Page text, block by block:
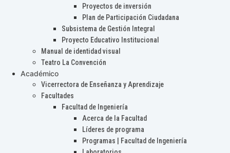
Proyectos de inversión
Plan de Participación Ciudadana
Subsistema de Gestión Integral
Proyecto Educativo Institucional
Manual de identidad visual
Teatro La Convención
Académico
Vicerrectora de Enseñanza y Aprendizaje
Facultades
Facultad de Ingeniería
Acerca de la Facultad
Líderes de programa
Programas | Facultad de Ingeniería